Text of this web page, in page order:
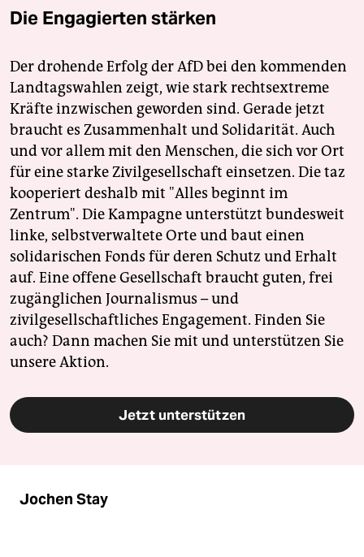
Die Engagierten stärken
Der drohende Erfolg der AfD bei den kommenden
Landtagswahlen zeigt, wie stark rechtsextreme
Kräfte inzwischen geworden sind. Gerade jetzt
braucht es Zusammenhalt und Solidarität. Auch
und vor allem mit den Menschen, die sich vor Ort
für eine starke Zivilgesellschaft einsetzen. Die taz
kooperiert deshalb mit "Alles beginnt im
Zentrum". Die Kampagne unterstützt bundesweit
linke, selbstverwaltete Orte und baut einen
solidarischen Fonds für deren Schutz und Erhalt
auf. Eine offene Gesellschaft braucht guten, frei
zugänglichen Journalismus – und
zivilgesellschaftliches Engagement. Finden Sie
auch? Dann machen Sie mit und unterstützen Sie
unsere Aktion.
Jetzt unterstützen
Jochen Stay